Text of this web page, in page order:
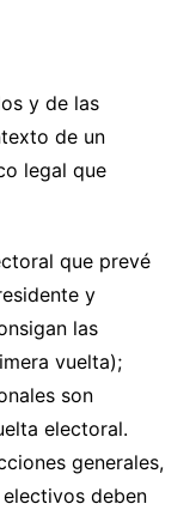
y de las
de un
legal que
que prevé
y
las
vuelta);
son
electoral.
generales,
deben